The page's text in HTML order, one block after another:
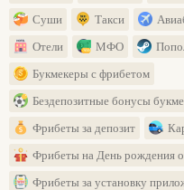
Суши
Такси
Отели
МФО
Букмекеры с фрибетом
Бездепозитные бонусы
Фрибеты за депозит
Фрибеты на День рождения
Фрибеты за установку